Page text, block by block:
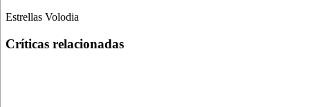
Estrellas Volodia
Críticas relacionadas